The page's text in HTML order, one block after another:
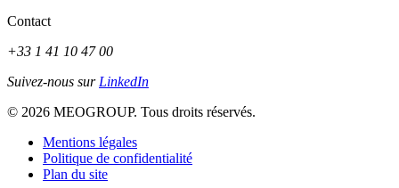
Contact
+33 1 41 10 47 00
Suivez-nous sur LinkedIn
© 2026 MEOGROUP. Tous droits réservés.
Mentions légales
Politique de confidentialité
Plan du site